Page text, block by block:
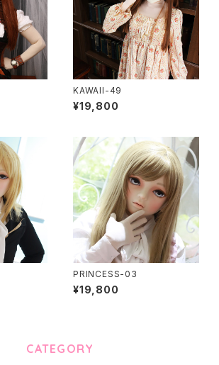
KAWAII-49
¥19,800
PRINCESS-03
¥19,800
CATEGORY